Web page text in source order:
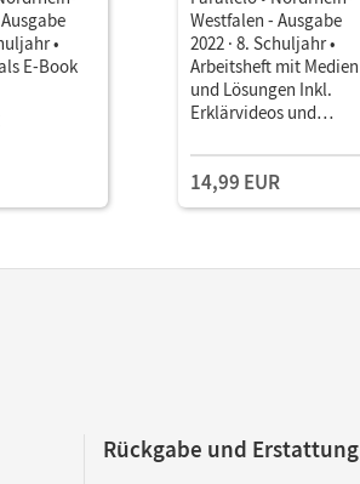
•
E-Book
Westfalen - Ausgabe
2022 · 8. Schuljahr •
Arbeitsheft mit Medien
und Lösungen Inkl.
Erklärvideos und
14,99 EUR
Rückgabe und Erstattung